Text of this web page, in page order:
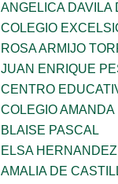
ANGELICA DAVILA
COLEGIO
ROSA ARMIJO
JUAN ENRIQUE
CENTRO
COLEGIO
BLAISE PASCAL
ELSA
AMALIA DE